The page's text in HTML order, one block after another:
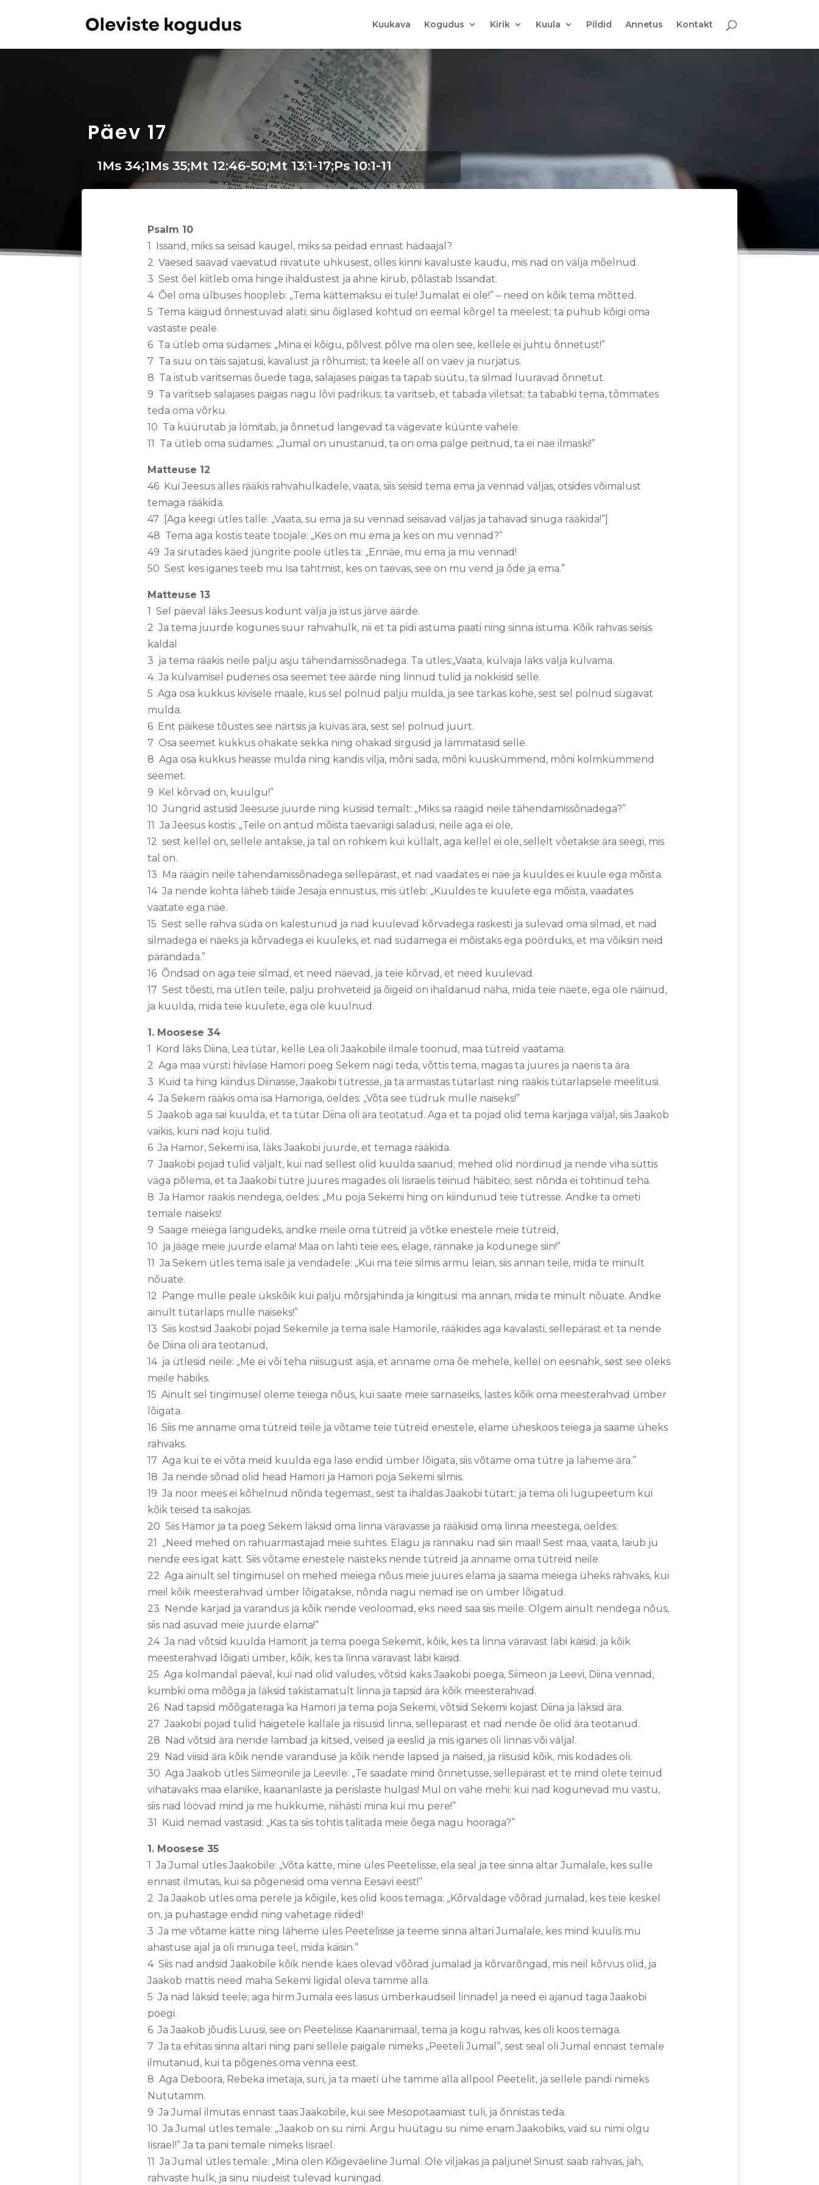
Kuukava Kogudus Kirik Kuula Pildid Annetus Kontakt
Päev 17
1Ms 34;1Ms 35;Mt 12:46-50;Mt 13:1-17;Ps 10:1-11
Psalm 10
1 Issand, miks sa seisad kaugel, miks sa peidad ennast hädaajal?
2 Vaesed saavad vaevatud riivatute uhkusest, olles kinni kavaluste kaudu, mis nad on välja mõelnud.
3 Sest õel kiitleb oma hinge ihaldustest ja ahne kirub, põlastab Issandat.
4 Õel oma ülbuses hoopleb: „Tema kättemaksu ei tule! Jumalat ei ole!” – need on kõik tema mõtted.
5 Tema käigud õnnestuvad alati; sinu õiglased kohtud on eemal kõrgel ta meelest; ta puhub kõigi oma
vastaste peale.
6 Ta ütleb oma südames: „Mina ei kõigu, põlvest põlve ma olen see, kellele ei juhtu õnnetust!”
7 Ta suu on täis sajatusi, kavalust ja rõhumist; ta keele all on vaev ja nurjatus.
8 Ta istub varitsemas õuede taga, salajases paigas ta tapab süütu, ta silmad luuravad õnnetut.
9 Ta varitseb salajases paigas nagu lõvi padrikus; ta varitseb, et tabada viletsat; ta tababki tema, tõmmates
teda oma võrku.
10 Ta küürutab ja lömitab, ja õnnetud langevad ta vägevate küünte vahele.
11 Ta ütleb oma südames: „Jumal on unustanud, ta on oma palge peitnud, ta ei näe ilmaski!”
Matteuse 12
46 Kui Jeesus alles rääkis rahvahulkadele, vaata, siis seisid tema ema ja vennad väljas, otsides võimalust
temaga rääkida.
47 [Aga keegi ütles talle: „Vaata, su ema ja su vennad seisavad väljas ja tahavad sinuga rääkida!”]
48 Tema aga kostis teate toojale: „Kes on mu ema ja kes on mu vennad?”
49 Ja sirutades käed jüngrite poole ütles ta: „Ennäe, mu ema ja mu vennad!
50 Sest kes iganes teeb mu Isa tahtmist, kes on taevas, see on mu vend ja õde ja ema.”
Matteuse 13
1 Sel päeval läks Jeesus kodunt välja ja istus järve äärde.
2 Ja tema juurde kogunes suur rahvahulk, nii et ta pidi astuma paati ning sinna istuma. Kõik rahvas seisis
kaldal
3 ja tema rääkis neile palju asju tähendamissõnadega. Ta ütles:„Vaata, külvaja läks välja külvama.
4 Ja külvamisel pudenes osa seemet tee äärde ning linnud tulid ja nokkisid selle.
5 Aga osa kukkus kivisele maale, kus sel polnud palju mulda, ja see tärkas kohe, sest sel polnud sügavat
mulda.
6 Ent päikese tõustes see närtsis ja kuivas ära, sest sel polnud juurt.
7 Osa seemet kukkus ohakate sekka ning ohakad sirgusid ja lämmatasid selle.
8 Aga osa kukkus heasse mulda ning kandis vilja, mõni sada, mõni kuuskümmend, mõni kolmkümmend
seemet.
9 Kel kõrvad on, kuulgu!”
10 Jüngrid astusid Jeesuse juurde ning küsisid temalt: „Miks sa räägid neile tähendamissõnadega?”
11 Ja Jeesus kostis: „Teile on antud mõista taevariigi saladusi, neile aga ei ole,
12 sest kellel on, sellele antakse, ja tal on rohkem kui küllalt, aga kellel ei ole, sellelt võetakse ära seegi, mis
tal on.
13 Ma räägin neile tähendamissõnadega sellepärast, et nad vaadates ei näe ja kuuldes ei kuule ega mõista.
14 Ja nende kohta läheb täide Jesaja ennustus, mis ütleb: „Kuuldes te kuulete ega mõista, vaadates
vaatate ega näe.
15 Sest selle rahva süda on kalestunud ja nad kuulevad kõrvadega raskesti ja sulevad oma silmad, et nad
silmadega ei näeks ja kõrvadega ei kuuleks, et nad südamega ei mõistaks ega pöörduks, et ma võiksin neid
parandada.”
16 Õndsad on aga teie silmad, et need näevad, ja teie kõrvad, et need kuulevad.
17 Sest tõesti, ma ütlen teile, palju prohveteid ja õigeid on ihaldanud näha, mida teie näete, ega ole näinud,
ja kuulda, mida teie kuulete, ega ole kuulnud.
1. Moosese 34
1 Kord läks Diina, Lea tütar, kelle Lea oli Jaakobile ilmale toonud, maa tütreid vaatama.
2 Aga maa vürsti hiivlase Hamori poeg Sekem nägi teda, võttis tema, magas ta juures ja naeris ta ära.
3 Kuid ta hing kiindus Diinasse, Jaakobi tütresse, ja ta armastas tütarlast ning rääkis tütarlapsele meelitusi.
4 Ja Sekem rääkis oma isa Hamoriga, öeldes: „Võta see tüdruk mulle naiseks!”
5 Jaakob aga sai kuulda, et ta tütar Diina oli ära teotatud. Aga et ta pojad olid tema karjaga väljal, siis Jaakob
vaikis, kuni nad koju tulid.
6 Ja Hamor, Sekemi isa, läks Jaakobi juurde, et temaga rääkida.
7 Jaakobi pojad tulid väljalt, kui nad sellest olid kuulda saanud; mehed olid nördinud ja nende viha süttis
väga põlema, et ta Jaakobi tütre juures magades oli Iisraelis teinud häbiteo; sest nõnda ei tohtinud teha.
8 Ja Hamor rääkis nendega, öeldes: „Mu poja Sekemi hing on kiindunud teie tütresse. Andke ta ometi
temale naiseks!
9 Saage meiega langudeks, andke meile oma tütreid ja võtke enestele meie tütreid,
10 ja jääge meie juurde elama! Maa on lahti teie ees, elage, rännake ja kodunege siin!”
11 Ja Sekem ütles tema isale ja vendadele: „Kui ma teie silmis armu leian, siis annan teile, mida te minult
nõuate.
12 Pange mulle peale ükskõik kui palju mõrsjahinda ja kingitusi: ma annan, mida te minult nõuate. Andke
ainult tütarlaps mulle naiseks!”
13 Siis kostsid Jaakobi pojad Sekemile ja tema isale Hamorile, rääkides aga kavalasti, sellepärast et ta nende
õe Diina oli ära teotanud,
14 ja ütlesid neile: „Me ei või teha niisugust asja, et anname oma õe mehele, kellel on eesnahk, sest see oleks
meile häbiks.
15 Ainult sel tingimusel oleme teiega nõus, kui saate meie sarnaseiks, lastes kõik oma meesterahvad ümber
lõigata.
16 Siis me anname oma tütreid teile ja võtame teie tütreid enestele, elame üheskoos teiega ja saame üheks
rahvaks.
17 Aga kui te ei võta meid kuulda ega lase endid ümber lõigata, siis võtame oma tütre ja läheme ära.”
18 Ja nende sõnad olid head Hamori ja Hamori poja Sekemi silmis.
19 Ja noor mees ei kõhelnud nõnda tegemast, sest ta ihaldas Jaakobi tütart; ja tema oli lugupeetum kui
kõik teised ta isakojas.
20 Siis Hamor ja ta poeg Sekem läksid oma linna väravasse ja rääkisid oma linna meestega, öeldes:
21 „Need mehed on rahuarmastajad meie suhtes. Elagu ja rännaku nad siin maal! Sest maa, vaata, laiub ju
nende ees igat kätt. Siis võtame enestele naisteks nende tütreid ja anname oma tütreid neile.
22 Aga ainult sel tingimusel on mehed meiega nõus meie juures elama ja saama meiega üheks rahvaks, kui
meil kõik meesterahvad ümber lõigatakse, nõnda nagu nemad ise on ümber lõigatud.
23 Nende karjad ja varandus ja kõik nende veoloomad, eks need saa siis meile. Olgem ainult nendega nõus,
siis nad asuvad meie juurde elama!”
24 Ja nad võtsid kuulda Hamorit ja tema poega Sekemit, kõik, kes ta linna väravast läbi käisid; ja kõik
meesterahvad lõigati ümber, kõik, kes ta linna väravast läbi käisid.
25 Aga kolmandal päeval, kui nad olid valudes, võtsid kaks Jaakobi poega, Siimeon ja Leevi, Diina vennad,
kumbki oma mõõga ja läksid takistamatult linna ja tapsid ära kõik meesterahvad.
26 Nad tapsid mõõgateraga ka Hamori ja tema poja Sekemi, võtsid Sekemi kojast Diina ja läksid ära.
27 Jaakobi pojad tulid haigetele kallale ja riisusid linna, sellepärast et nad nende õe olid ära teotanud.
28 Nad võtsid ära nende lambad ja kitsed, veised ja eeslid ja mis iganes oli linnas või väljal.
29 Nad viisid ära kõik nende varanduse ja kõik nende lapsed ja naised, ja riisusid kõik, mis kodades oli.
30 Aga Jaakob ütles Siimeonile ja Leevile: „Te saadate mind õnnetusse, sellepärast et te mind olete teinud
vihatavaks maa elanike, kaananlaste ja perislaste hulgas! Mul on vähe mehi: kui nad kogunevad mu vastu,
siis nad löövad mind ja me hukkume, niihästi mina kui mu pere!”
31 Kuid nemad vastasid: „Kas ta siis tohtis talitada meie õega nagu hooraga?”
1. Moosese 35
1 Ja Jumal ütles Jaakobile: „Võta kätte, mine üles Peetelisse, ela seal ja tee sinna altar Jumalale, kes sulle
ennast ilmutas, kui sa põgenesid oma venna Eesavi eest!”
2 Ja Jaakob ütles oma perele ja kõigile, kes olid koos temaga: „Kõrvaldage võõrad jumalad, kes teie keskel
on, ja puhastage endid ning vahetage riided!
3 Ja me võtame kätte ning läheme üles Peetelisse ja teeme sinna altari Jumalale, kes mind kuulis mu
ahastuse ajal ja oli minuga teel, mida käisin.”
4 Siis nad andsid Jaakobile kõik nende käes olevad võõrad jumalad ja kõrvarõngad, mis neil kõrvus olid, ja
Jaakob mattis need maha Sekemi ligidal oleva tamme alla.
5 Ja nad läksid teele; aga hirm Jumala ees lasus ümberkaudseil linnadel ja need ei ajanud taga Jaakobi
poegi.
6 Ja Jaakob jõudis Luusi, see on Peetelisse Kaananimaal, tema ja kogu rahvas, kes oli koos temaga.
7 Ja ta ehitas sinna altari ning pani sellele paigale nimeks „Peeteli Jumal”, sest seal oli Jumal ennast temale
ilmutanud, kui ta põgenes oma venna eest.
8 Aga Deboora, Rebeka imetaja, suri, ja ta maeti ühe tamme alla allpool Peetelit, ja sellele pandi nimeks
Nututamm.
9 Ja Jumal ilmutas ennast taas Jaakobile, kui see Mesopotaamiast tuli, ja õnnistas teda.
10 Ja Jumal ütles temale: „Jaakob on su nimi. Ärgu hüütagu su nime enam Jaakobiks, vaid su nimi olgu
Iisrael!” Ja ta pani temale nimeks Iisrael.
11 Ja Jumal ütles temale: „Mina olen Kõigeväeline Jumal. Ole viljakas ja paljune! Sinust saab rahvas, jah,
rahvaste hulk, ja sinu niudeist tulevad kuningad.